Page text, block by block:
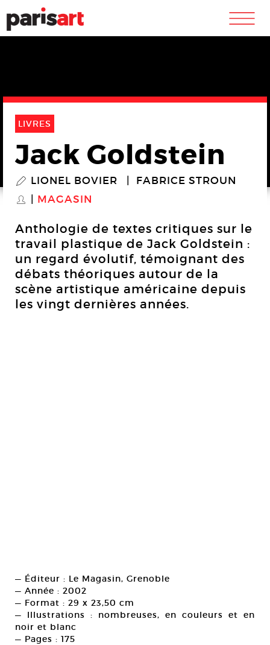
m
LIVRES
Jack Goldstein
P LIONEL BOVIER FABRICE STROUN
S MAGASIN
Anthologie de textes critiques sur le
travail plastique de Jack Goldstein :
un regard évolutif, témoignant des
débats théoriques autour de la
scène artistique américaine depuis
les vingt dernières années.
— Éditeur : Le Magasin, Grenoble
— Année : 2002
— Format : 29 x 23,50 cm
— Illustrations : nombreuses, en couleurs et en
noir et blanc
— Pages : 175